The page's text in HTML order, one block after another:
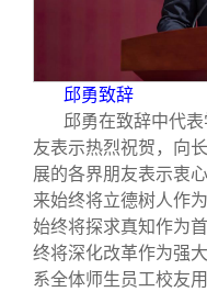
校友
实用
总会
制
联
邱勇致辞
邱勇在致辞中代
友表示热烈祝贺，向
展的各界朋友表示衷
来始终将立德树人作
始终将探求真知作为
终将深化改革作为强
系全体师生员工校友